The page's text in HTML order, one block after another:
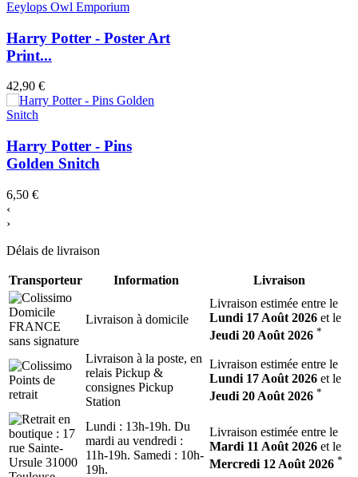
Harry Potter - Poster Art
Print...
42,90 €
Harry Potter - Pins
Golden Snitch
6,50 €
‹
›
Délais de livraison
Transporteur Information Livraison
Livraison à domicile
Livraison estimée entre le
Lundi 17 Août 2026 et le
Jeudi 20 Août 2026 *
Livraison à la poste, en
relais Pickup &
consignes Pickup
Station
Livraison estimée entre le
Lundi 17 Août 2026 et le
Jeudi 20 Août 2026 *
Lundi : 13h-19h. Du
mardi au vendredi :
11h-19h. Samedi : 10h-
19h.
Livraison estimée entre le
Mardi 11 Août 2026 et le
Mercredi 12 Août 2026 *